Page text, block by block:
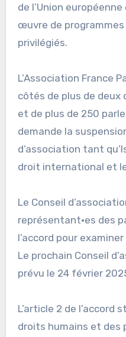
de l’Union
œuvre de
privilégiés.
L’Association France
côtés de plus de deux
et de plus de 250
demande la
d’association tant
droit international et
Le Conseil
représentant·es des
l’accord pour
Le prochain Conseil
prévu le 24 février
L’article 2 de l’accord
droits humains et des